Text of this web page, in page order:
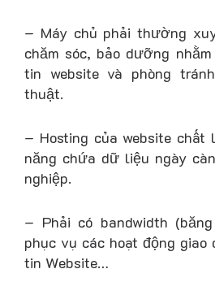
– Máy chủ phải thường
chăm sóc, bảo dưỡng
tin website và phòng
thuật.
– Hosting của website chất
năng chứa dữ liệu ngày
nghiệp.
– Phải có bandwidth
phục vụ các hoạt động giao
tin Website…